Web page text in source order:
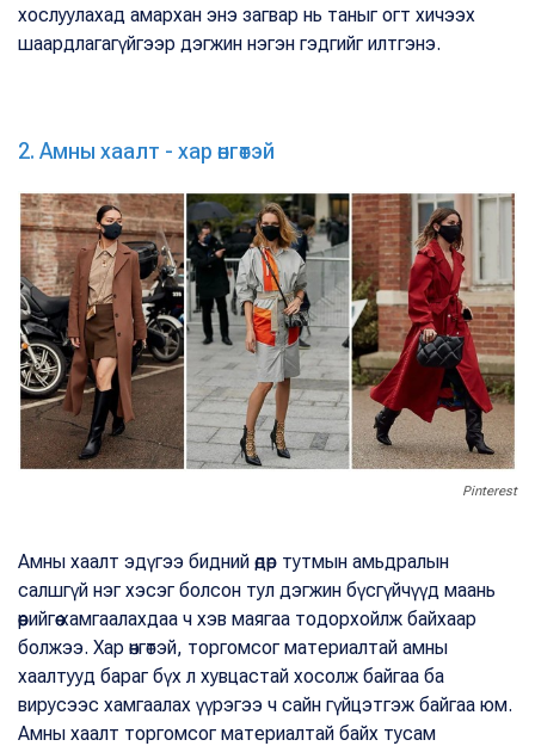
хослуулахад амархан энэ загвар нь таныг огт хичээх
шаардлагагүйгээр дэгжин нэгэн гэдгийг илтгэнэ.
2. Амны хаалт - хар өнгөтэй
Pinterest
Амны хаалт эдүгээ бидний өдөр тутмын амьдралын
салшгүй нэг хэсэг болсон тул дэгжин бүсгүйчүүд маань
өөрийгөө хамгаалахдаа ч хэв маягаа тодорхойлж байхаар
болжээ. Хар өнгөтэй, торгомсог материалтай амны
хаалтууд бараг бүх л хувцастай хосолж байгаа ба
вирусээс хамгаалах үүрэгээ ч сайн гүйцэтгэж байгаа юм.
Амны хаалт торгомсог материалтай байх тусам